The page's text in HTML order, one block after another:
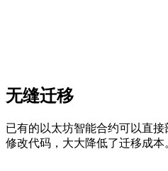
无缝迁移
已有的以太坊智能合约可以直
修改代码，大大降低了迁移成本